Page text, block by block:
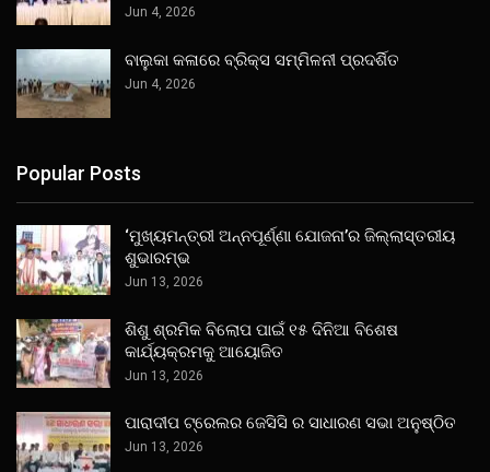
Jun 4, 2026
ବାଲୁକା କଳାରେ ବ୍ରିକ୍ସ ସମ୍ମିଳନୀ ପ୍ରଦର୍ଶିତ
Jun 4, 2026
Popular Posts
‘ମୁଖ୍ୟମନ୍ତ୍ରୀ ଅନ୍ନପୂର୍ଣ୍ଣା ଯୋଜନା’ର ଜିଲ୍ଲାସ୍ତରୀୟ
ଶୁଭାରମ୍ଭ
Jun 13, 2026
ଶିଶୁ ଶ୍ରମିକ ବିଲୋପ ପାଇଁ ୧୫ ଦିନିଆ ବିଶେଷ
କାର୍ଯ୍ୟକ୍ରମକୁ ଆୟୋଜିତ
Jun 13, 2026
ପାରାଦୀପ ଟ୍ରେଲର ଜେସିସି ର ସାଧାରଣ ସଭା ଅନୁଷ୍ଠିତ
Jun 13, 2026